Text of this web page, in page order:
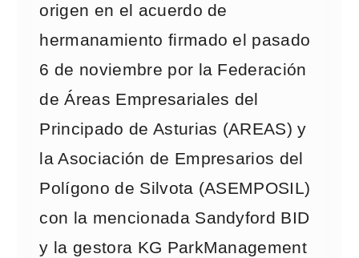
origen en el acuerdo de
hermanamiento firmado el pasado
6 de noviembre por la Federación
de Áreas Empresariales del
Principado de Asturias (AREAS) y
la Asociación de Empresarios del
Polígono de Silvota (ASEMPOSIL)
con la mencionada Sandyford BID
y la gestora KG ParkManagement